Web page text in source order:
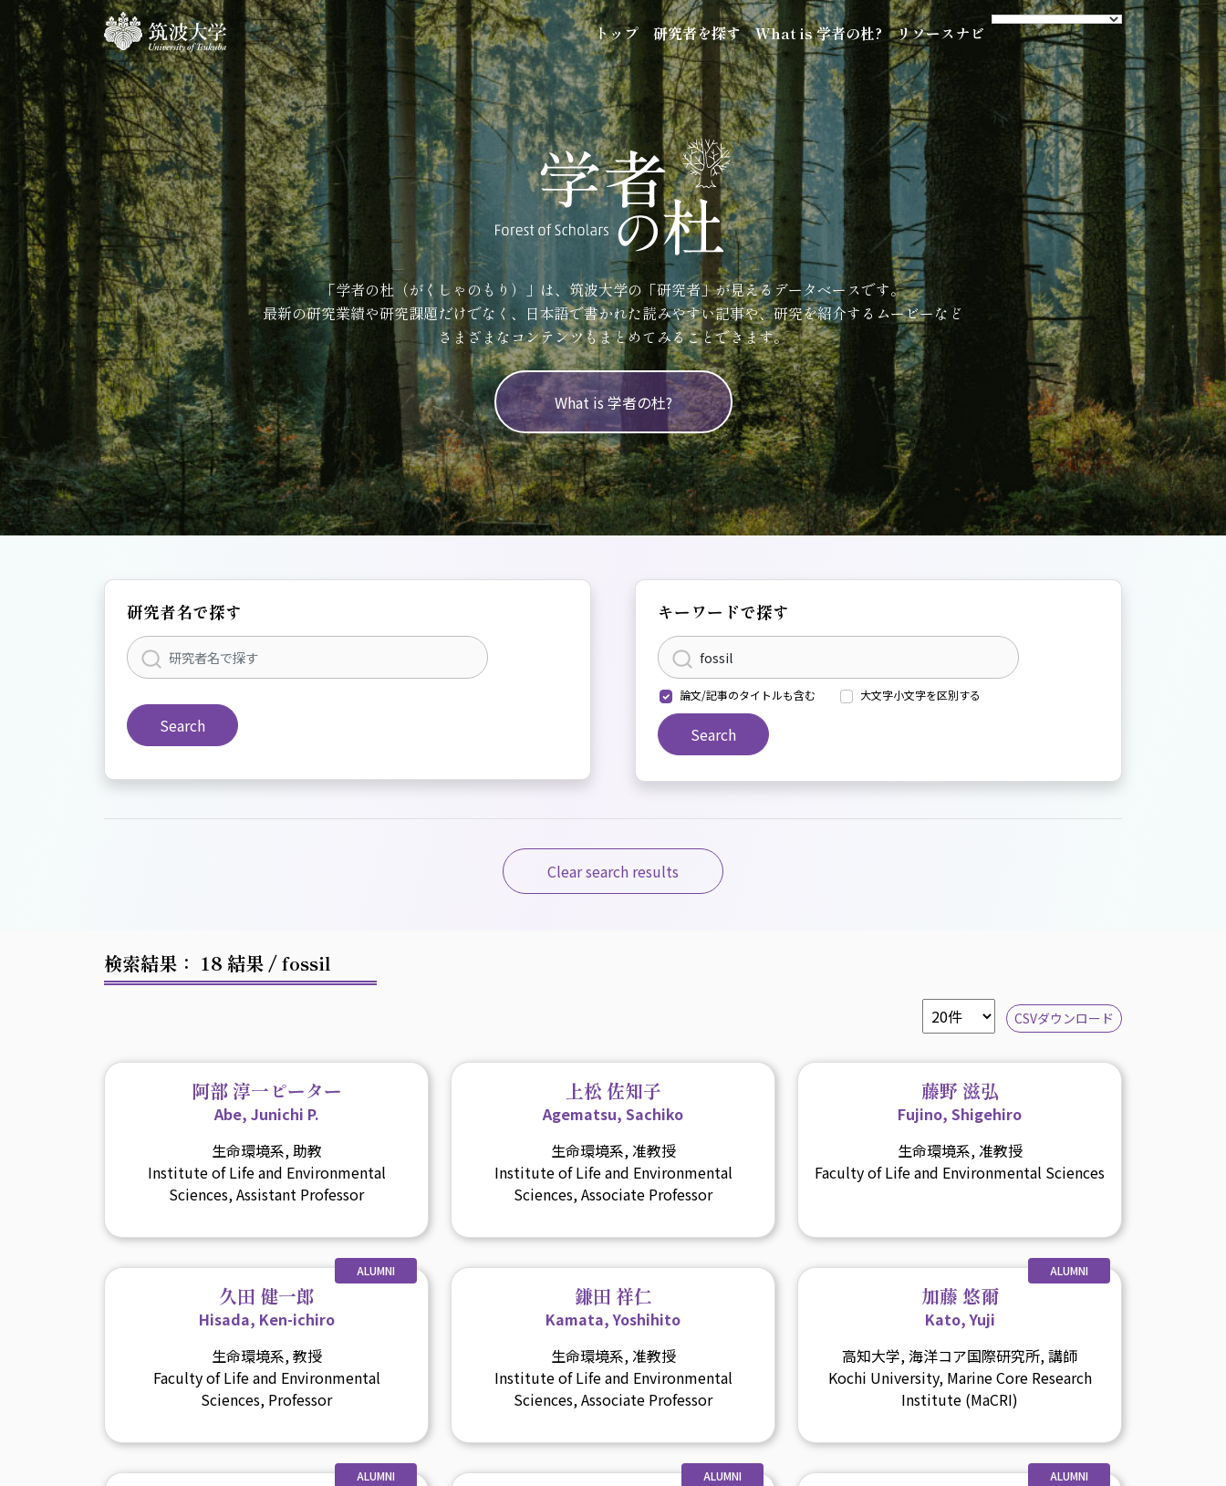
トップ 研究者を探す What is 学者の杜? リソースナビ
「学者の杜（がくしゃのもり）」は、筑波大学の「研究者」が見えるデータベースです。
最新の研究業績や研究課題だけでなく、日本語で書かれた読みやすい記事や、研究を紹介するムービーなど
さまざまなコンテンツもまとめてみることできます。
What is 学者の杜?
研究者名で探す
Search
キーワードで探す
論文/記事のタイトルも含む 大文字小文字を区別する
Search
Clear search results
検索結果： 18 結果 / fossil
CSVダウンロード
阿部 淳一ピーター
Abe, Junichi P.
生命環境系, 助教
Institute of Life and Environmental
Sciences, Assistant Professor
上松 佐知子
Agematsu, Sachiko
生命環境系, 准教授
Institute of Life and Environmental
Sciences, Associate Professor
藤野 滋弘
Fujino, Shigehiro
生命環境系, 准教授
Faculty of Life and Environmental Sciences
ALUMNI
久田 健一郎
Hisada, Ken-ichiro
生命環境系, 教授
Faculty of Life and Environmental
Sciences, Professor
鎌田 祥仁
Kamata, Yoshihito
生命環境系, 准教授
Institute of Life and Environmental
Sciences, Associate Professor
ALUMNI
加藤 悠爾
Kato, Yuji
高知大学, 海洋コア国際研究所, 講師
Kochi University, Marine Core Research
Institute (MaCRI)
ALUMNI ALUMNI ALUMNI